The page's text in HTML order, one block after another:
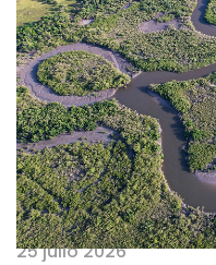
25 julio 2026